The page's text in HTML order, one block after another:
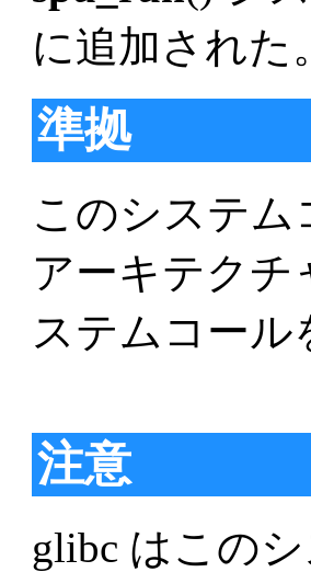
に追加された
準拠
このシステム
アーキテクチ
ステムコー
注意
glibc はこの